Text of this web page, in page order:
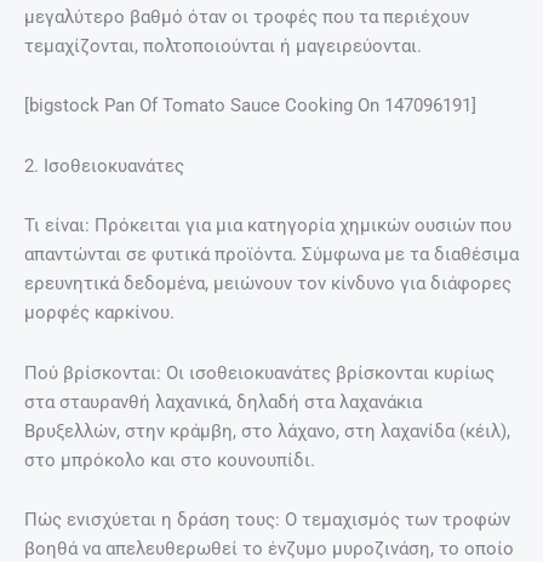
μεγαλύτερο βαθμό όταν οι τροφές που τα περιέχουν
τεμαχίζονται, πολτοποιούνται ή μαγειρεύονται.
[bigstock Pan Of Tomato Sauce Cooking On 147096191]
2. Ισοθειοκυανάτες
Τι είναι: Πρόκειται για μια κατηγορία χημικών ουσιών που
απαντώνται σε φυτικά προϊόντα. Σύμφωνα με τα διαθέσιμα
ερευνητικά δεδομένα, μειώνουν τον κίνδυνο για διάφορες
μορφές καρκίνου.
Πού βρίσκονται: Οι ισοθειοκυανάτες βρίσκονται κυρίως
στα σταυρανθή λαχανικά, δηλαδή στα λαχανάκια
Βρυξελλών, στην κράμβη, στο λάχανο, στη λαχανίδα (κέιλ),
στο μπρόκολο και στο κουνουπίδι.
Πώς ενισχύεται η δράση τους: Ο τεμαχισμός των τροφών
βοηθά να απελευθερωθεί το ένζυμο μυροζινάση, το οποίο